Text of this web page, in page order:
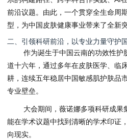
前沿议题。由此，一个贯穿全生命周
型，为中国皮肤健康事业带来了全新突
二、引领科研前沿，以专业力量守护
作为诞生于中国云南的功效性护
道十六年，通过多年在皮肤医学、临
耕，连续五年稳居中国敏感肌护肤品
专业壁垒。
大会期间，薇诺娜多项科研成
能在学术议题中找到清晰的学术印证
向现实。